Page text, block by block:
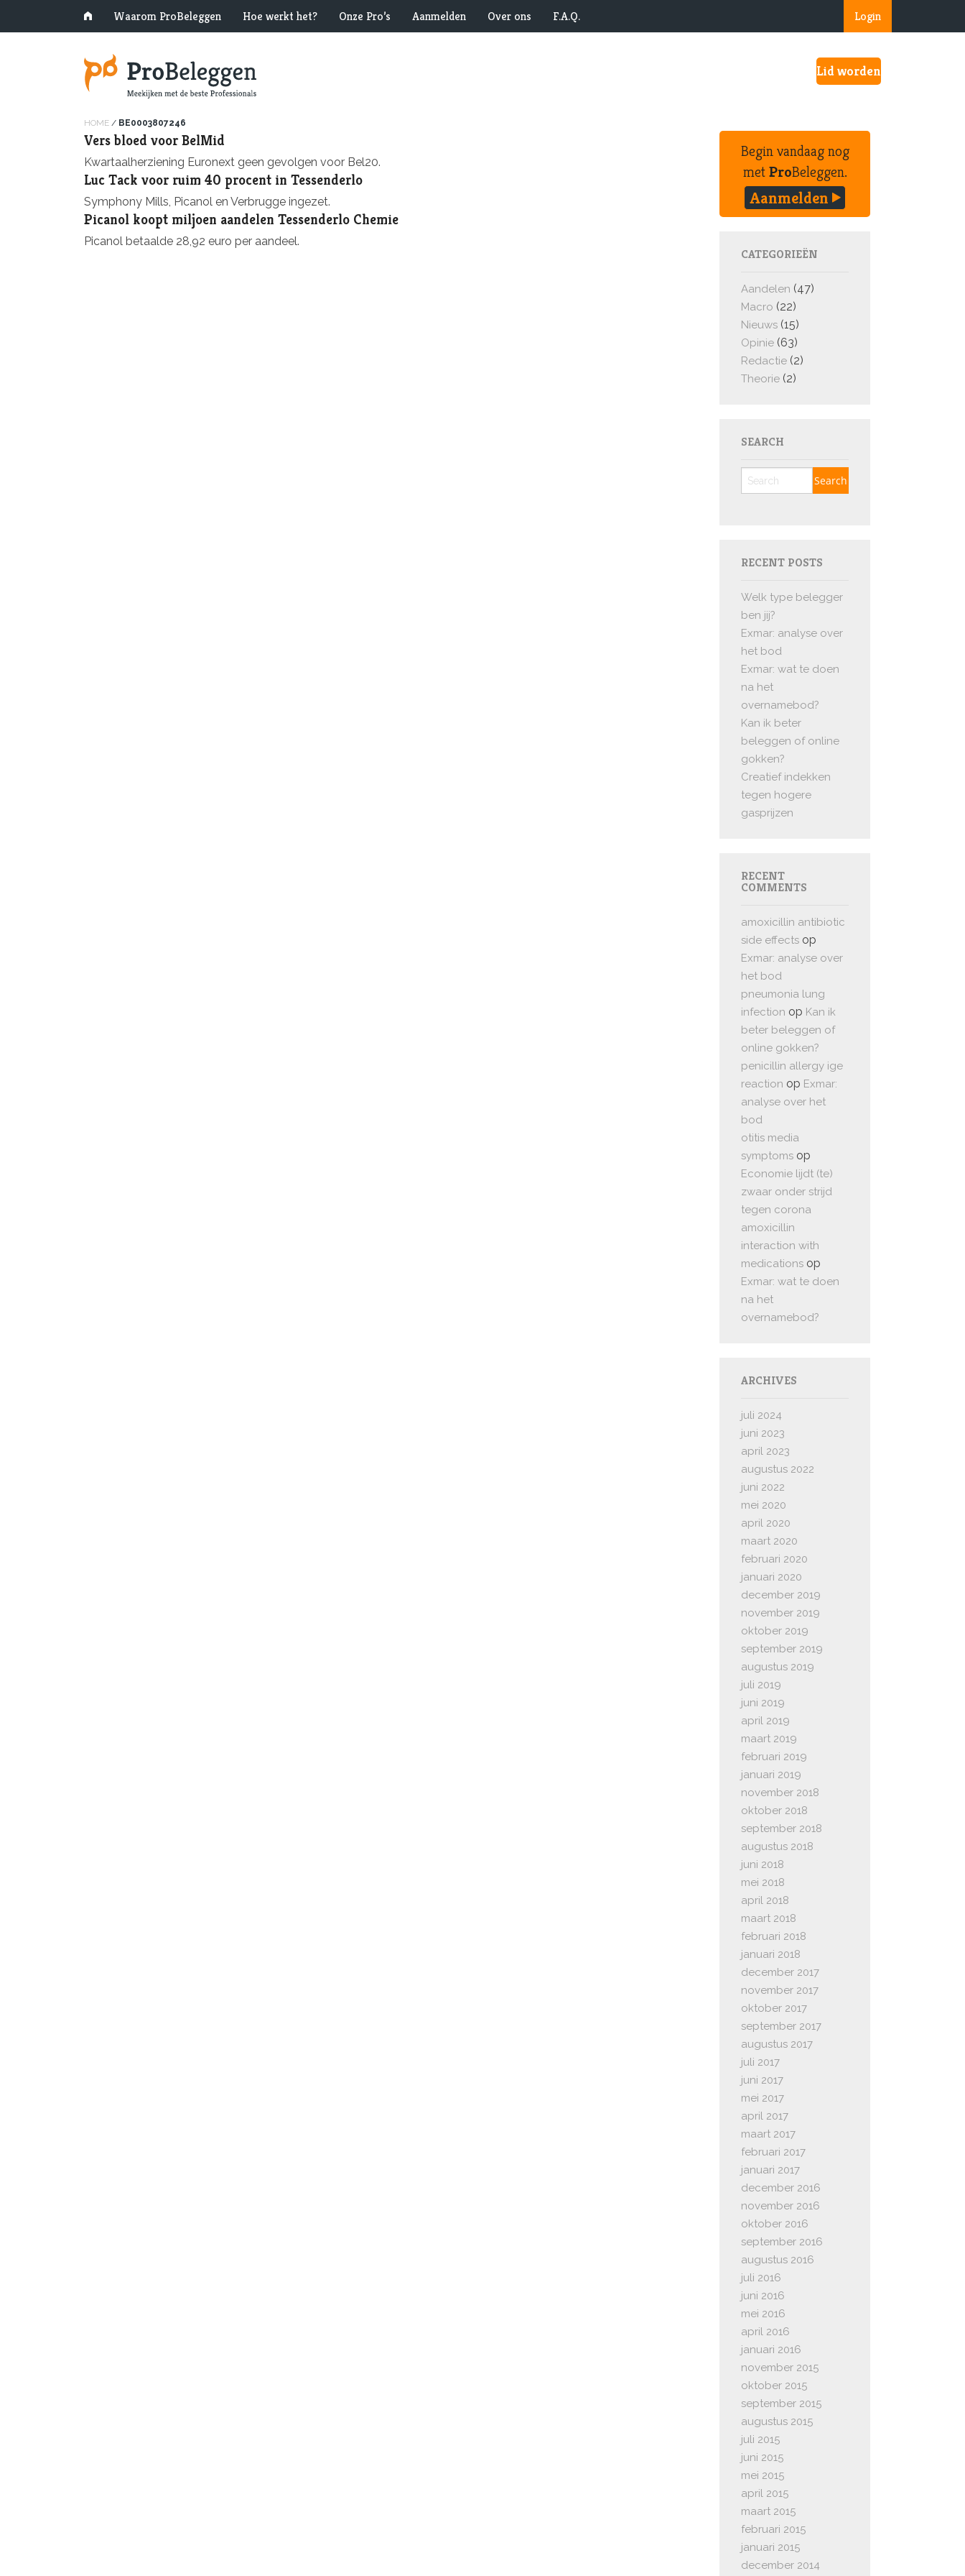
Login
Waarom ProBeleggen Hoe werkt het? Onze Pro’s Aanmelden Over ons F.A.Q.
Lid worden
HOME / BE0003807246
Vers bloed voor BelMid
Kwartaalherziening Euronext geen gevolgen voor Bel20.
Luc Tack voor ruim 40 procent in Tessenderlo
Symphony Mills, Picanol en Verbrugge ingezet.
Picanol koopt miljoen aandelen Tessenderlo Chemie
Picanol betaalde 28,92 euro per aandeel.
Begin vandaag nog
metProBeleggen.
Aanmelden
CATEGORIEËN
Aandelen (47)
Macro (22)
Nieuws (15)
Opinie (63)
Redactie (2)
Theorie (2)
SEARCH
RECENT POSTS
Welk type belegger
ben jij?
Exmar: analyse over
het bod
Exmar: wat te doen
na het
overnamebod?
Kan ik beter
beleggen of online
gokken?
Creatief indekken
tegen hogere
gasprijzen
RECENT
COMMENTS
amoxicillin antibiotic
side effects op
Exmar: analyse over
het bod
pneumonia lung
infection op Kan ik
beter beleggen of
online gokken?
penicillin allergy ige
reaction op Exmar:
analyse over het
bod
otitis media
symptoms op
Economie lijdt (te)
zwaar onder strijd
tegen corona
amoxicillin
interaction with
medications op
Exmar: wat te doen
na het
overnamebod?
ARCHIVES
juli 2024
juni 2023
april 2023
augustus 2022
juni 2022
mei 2020
april 2020
maart 2020
februari 2020
januari 2020
december 2019
november 2019
oktober 2019
september 2019
augustus 2019
juli 2019
juni 2019
april 2019
maart 2019
februari 2019
januari 2019
november 2018
oktober 2018
september 2018
augustus 2018
juni 2018
mei 2018
april 2018
maart 2018
februari 2018
januari 2018
december 2017
november 2017
oktober 2017
september 2017
augustus 2017
juli 2017
juni 2017
mei 2017
april 2017
maart 2017
februari 2017
januari 2017
december 2016
november 2016
oktober 2016
september 2016
augustus 2016
juli 2016
juni 2016
mei 2016
april 2016
januari 2016
november 2015
oktober 2015
september 2015
augustus 2015
juli 2015
juni 2015
mei 2015
april 2015
maart 2015
februari 2015
januari 2015
december 2014